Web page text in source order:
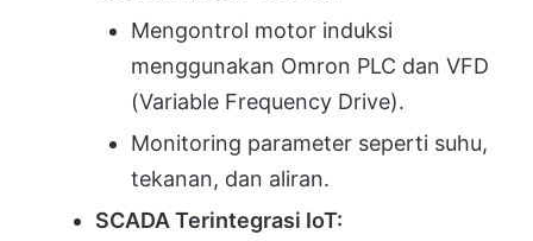
Mengontrol motor induksi
menggunakan Omron PLC dan VFD
(Variable Frequency Drive).
Monitoring parameter seperti suhu,
tekanan, dan aliran.
SCADA Terintegrasi IoT: